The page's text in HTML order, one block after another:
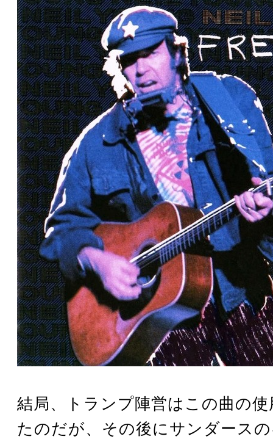
結局、トランプ陣営はこの曲の
たのだが、その後にサンダース